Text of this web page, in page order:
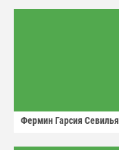
Фермин Гарсия Севилья